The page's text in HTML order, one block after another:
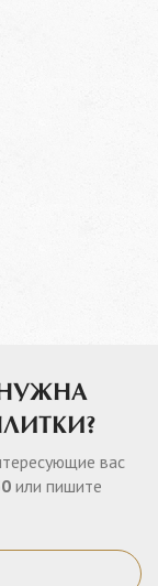
вас
или пишите